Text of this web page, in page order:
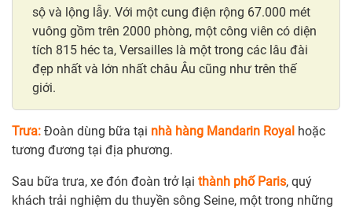
sộ và lộng lẫy. Với một cung điện rộng 67.000 mét
vuông gồm trên 2000 phòng, một công viên có diện
tích 815 héc ta, Versailles là một trong các lâu đài
đẹp nhất và lớn nhất châu Âu cũng như trên thế
giới.
Trưa: Đoàn dùng bữa tại nhà hàng Mandarin Royal hoặc
tương đương tại địa phương.
Sau bữa trưa, xe đón đoàn trở lại thành phố Paris, quý
khách trải nghiệm du thuyền sông Seine, một trong những